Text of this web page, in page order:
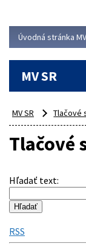
Úvodná stránka
MV SR
MV SR Tlačové
Tlačové
Hľadať text:
RSS